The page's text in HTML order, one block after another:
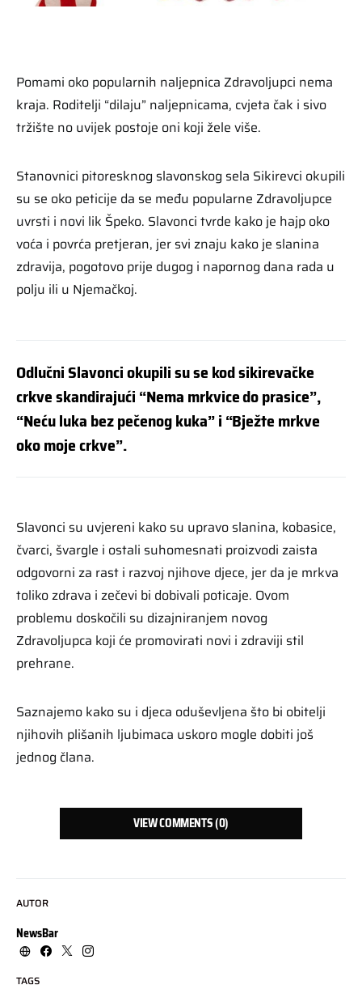
AUTOR
NewsBar
TAGS
Pomami oko popularnih naljepnica Zdravoljupci nema
kraja. Roditelji “dilaju” naljepnicama, cvjeta čak i sivo
tržište no uvijek postoje oni koji žele više.
Stanovnici pitoresknog slavonskog sela Sikirevci okupili
su se oko peticije da se među popularne Zdravoljupce
uvrsti i novi lik Špeko. Slavonci tvrde kako je hajp oko
voća i povrća pretjeran, jer svi znaju kako je slanina
zdravija, pogotovo prije dugog i napornog dana rada u
polju ili u Njemačkoj.
Odlučni Slavonci okupili su se kod sikirevačke
crkve skandirajući “Nema mrkvice do prasice”,
“Neću luka bez pečenog kuka” i “Bježte mrkve
oko moje crkve”.
Slavonci su uvjereni kako su upravo slanina, kobasice,
čvarci, švargle i ostali suhomesnati proizvodi zaista
odgovorni za rast i razvoj njihove djece, jer da je mrkva
toliko zdrava i zečevi bi dobivali poticaje. Ovom
problemu doskočili su dizajniranjem novog
Zdravoljupca koji će promovirati novi i zdraviji stil
prehrane.
Saznajemo kako su i djeca oduševljena što bi obitelji
njihovih plišanih ljubimaca uskoro mogle dobiti još
jednog člana.
VIEW COMMENTS (0)